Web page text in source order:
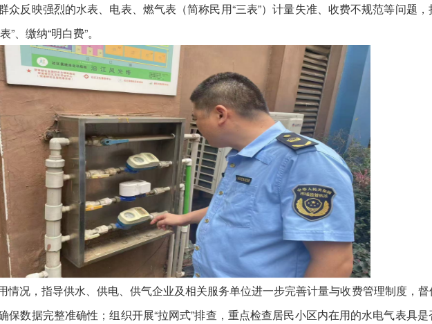
反映强烈的水表、电表、燃气表（简称民用“三表”）计量失准、收费不规范等问题
、缴纳“明白费”。
况，指导供水、供电、供气企业及相关服务单位进一步完善计量与收费管理制度，
数据完整准确性；组织开展“拉网式”排查，重点检查居民小区内在用的水电气表具